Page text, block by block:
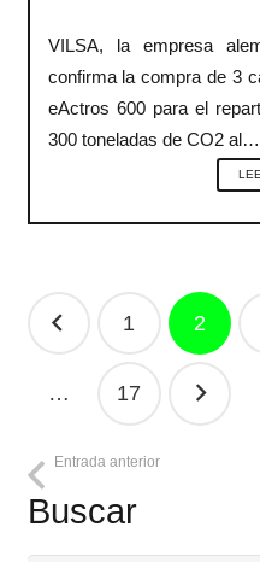
VILSA, la empresa
confirma la compra de 3
eActros 600 para el
300 toneladas de CO2 al…
Navegación
entradas
1 2
… 17
Entrada anterior
Buscar